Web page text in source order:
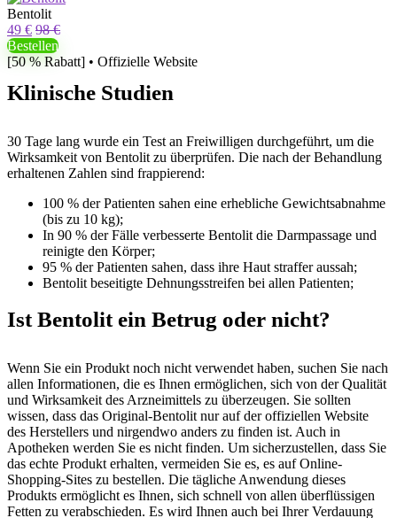
Bentolit
49 € 98 €
Bestellen
[50 % Rabatt] • Offizielle Website
Klinische Studien
30 Tage lang wurde ein Test an Freiwilligen durchgeführt, um die
Wirksamkeit von Bentolit zu überprüfen. Die nach der Behandlung
erhaltenen Zahlen sind frappierend:
100 % der Patienten sahen eine erhebliche Gewichtsabnahme
(bis zu 10 kg);
In 90 % der Fälle verbesserte Bentolit die Darmpassage und
reinigte den Körper;
95 % der Patienten sahen, dass ihre Haut straffer aussah;
Bentolit beseitigte Dehnungsstreifen bei allen Patienten;
Ist Bentolit ein Betrug oder nicht?
Wenn Sie ein Produkt noch nicht verwendet haben, suchen Sie nach
allen Informationen, die es Ihnen ermöglichen, sich von der Qualität
und Wirksamkeit des Arzneimittels zu überzeugen. Sie sollten
wissen, dass das Original-Bentolit nur auf der offiziellen Website
des Herstellers und nirgendwo anders zu finden ist. Auch in
Apotheken werden Sie es nicht finden. Um sicherzustellen, dass Sie
das echte Produkt erhalten, vermeiden Sie es, es auf Online-
Shopping-Sites zu bestellen. Die tägliche Anwendung dieses
Produkts ermöglicht es Ihnen, sich schnell von allen überflüssigen
Fetten zu verabschieden. Es wird Ihnen auch bei Ihrer Verdauung